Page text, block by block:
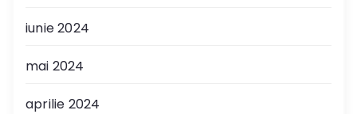
iunie 2024
mai 2024
aprilie 2024